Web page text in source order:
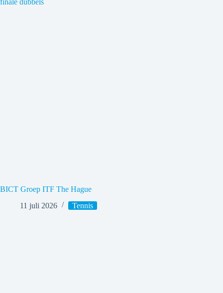
BICT Groep ITF The Hague
11 juli 2026
Tennis